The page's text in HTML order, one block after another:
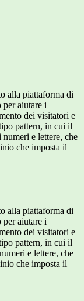
alla piattaforma di
aiutare i
dei visitatori e
pattern, in cui il
numeri e lettere, che
che imposta il
alla piattaforma di
aiutare i
dei visitatori e
pattern, in cui il
e lettere, che
che imposta il